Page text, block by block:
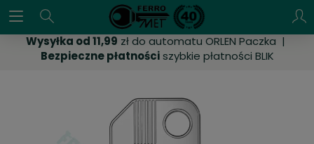
Wysyłka od 11,99 zł do automatu ORLEN Paczka |
Bezpieczne płatnościszybkie płatności BLIK